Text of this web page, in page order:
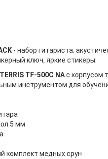
- набор гитариста:
ключ, яркие стикеры.
TERRIS TF-500С NAс корпусом
инструментом для
5 мм
комплект медных срун